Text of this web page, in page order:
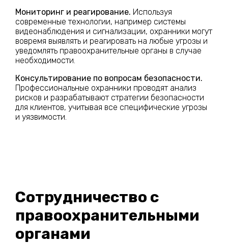
Мониторинг и реагирование. Используя
современные технологии, например системы
видеонаблюдения и сигнализации, охранники могут
вовремя выявлять и реагировать на любые угрозы и
уведомлять правоохранительные органы в случае
необходимости.
Консультирование по вопросам безопасности.
Профессиональные охранники проводят анализ
рисков и разрабатывают стратегии безопасности
для клиентов, учитывая все специфические угрозы
и уязвимости.
Сотрудничество с
правоохранительными
органами